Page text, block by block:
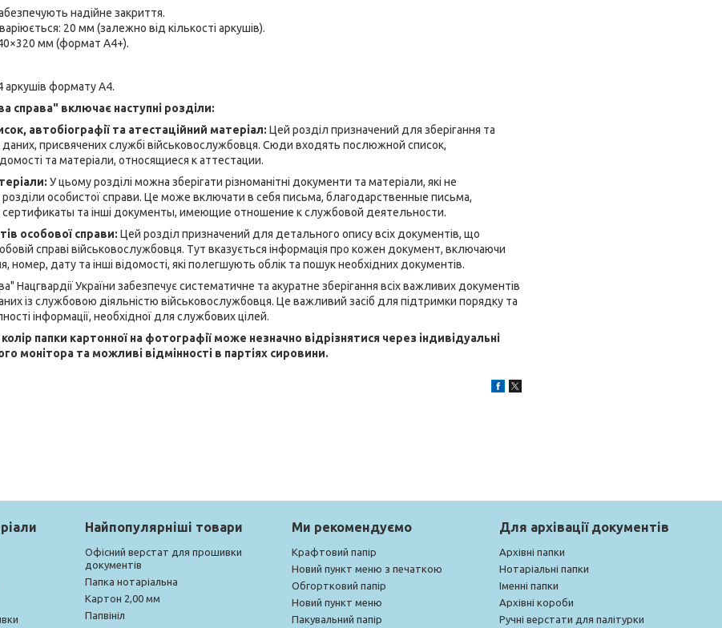
надійне закриття.
20 мм (залежно від кількості аркушів).
мм (формат А4+).
аркушів формату А4.
справа" включає наступні розділи:
автобіографії та атестаційний матеріал: Цей розділ призначений для зберігання та
даних, присвячених службі військовослужбовця. Сюди входять послюжной список,
та матеріали, относящиеся к аттестации.
У цьому розділі можна зберігати різноманітні документи та матеріали, які не
розділи особистої справи. Це може включати в себя письма, благодарственные письма,
та інші документы, имеющие отношение к службовой деятельности.
особової справи: Цей розділ призначений для детального опису всіх документів, що
справі військовослужбовця. Тут вказується інформація про кожен документ, включаючи
номер, дату та інші відомості, які полегшують облік та пошук необхідних документів.
Нацгвардії України забезпечує систематичне та акуратне зберігання всіх важливих документів
із службовою діяльністю військовослужбовця. Це важливий засіб для підтримки порядку та
інформації, необхідної для службових цілей.
папки картонної на фотографії може незначно відрізнятися через індивідуальні
монітора та можливі відмінності в партіях сировини.
Найпопулярніші товари
Офісний верстат для прошивки
документів
Папка нотаріальна
Картон 2,00 мм
Папвініл
Ми рекомендуємо
Крафтовий папір
Новий пункт меню з печаткою
Обгортковий папір
Новий пункт меню
Пакувальний папір
Для архівації документів
Архівні папки
Нотаріальні папки
Іменні папки
Архівні короби
Ручні верстати для палітурки